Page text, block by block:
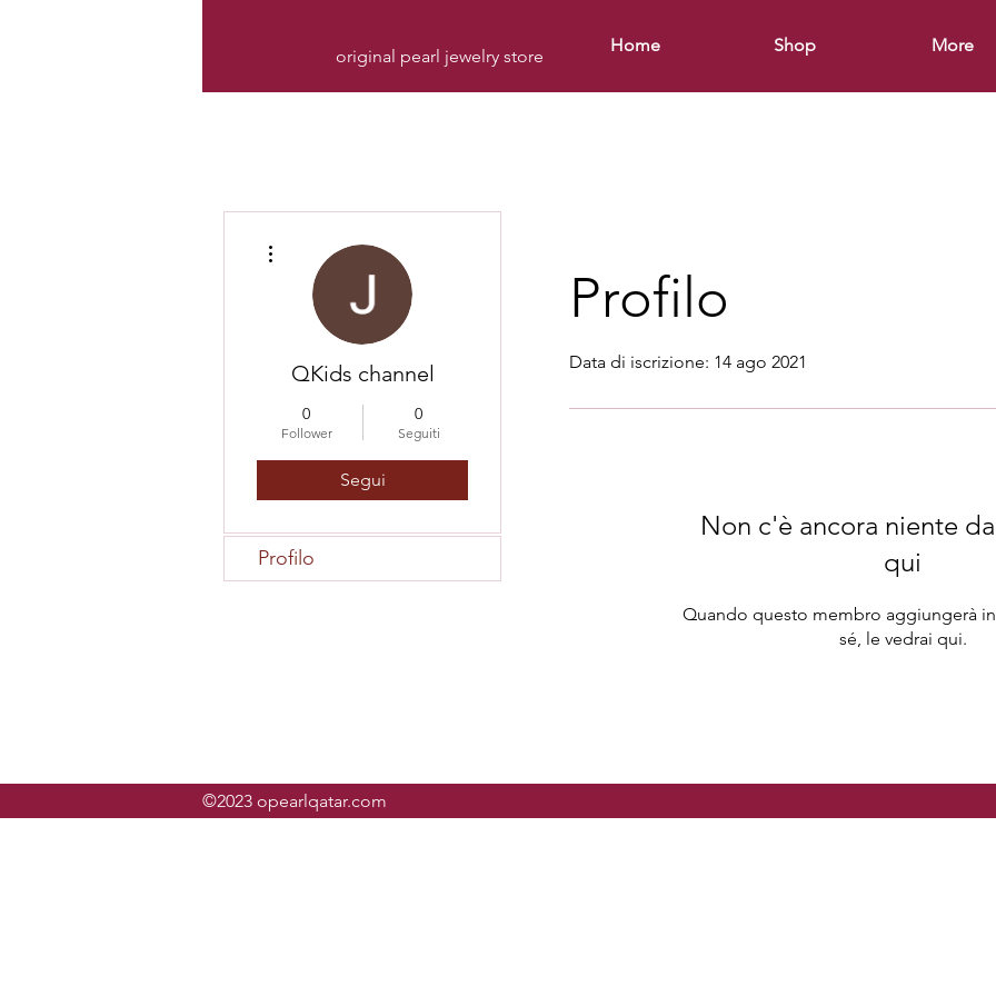
original pearl jewelry store
Home Shop More
Profilo
Data di iscrizione: 14 ago 2021
Non c'è ancora niente
qui
Quando questo membro aggiungerà
sé, le vedrai qui.
QKids channel
0
Follower
0
Seguiti
Segui
Profilo
©2023 opearlqatar.com